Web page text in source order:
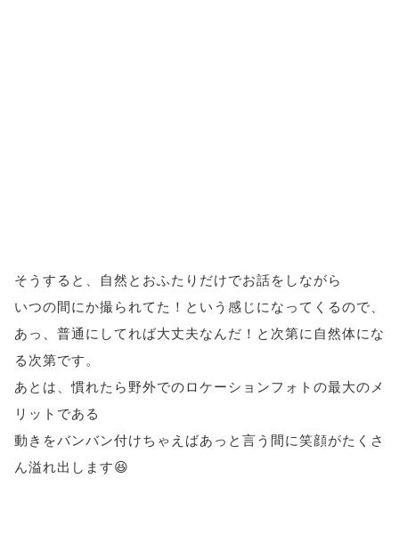
そうすると、自然とおふたりだけでお話をしながら
いつの間にか撮られてた！という感じになってくるので、
あっ、普通にしてれば大丈夫なんだ！と次第に自然体にな
る次第です。
あとは、慣れたら野外でのロケーションフォトの最大のメ
リットである
動きをバンバン付けちゃえばあっと言う間に笑顔がたくさ
ん溢れ出します😆